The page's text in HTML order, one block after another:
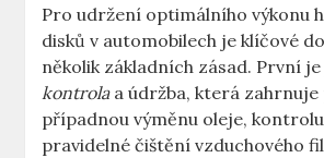
Pro‌ udržení optimálního výkonu
disků ⁣v automobilech je‍ klíčové
několik základních​ zásad. První ⁢je
kontrolaa údržba, která⁤ zahrnuje
⁤případnou výměnu oleje,
pravidelné čištění vzduchového